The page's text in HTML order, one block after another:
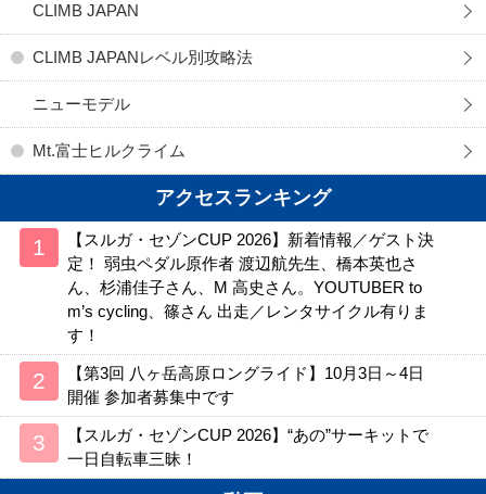
CLIMB JAPAN
CLIMB JAPANレベル別攻略法
ニューモデル
Mt.富士ヒルクライム
アクセスランキング
【スルガ・セゾンCUP 2026】新着情報／ゲスト決
定！ 弱虫ペダル原作者 渡辺航先生、橋本英也さ
ん、杉浦佳子さん、M 高史さん。YOUTUBER to
m’s cycling、篠さん 出走／レンタサイクル有りま
す！
【第3回 八ヶ岳高原ロングライド】10月3日～4日
開催 参加者募集中です
【スルガ・セゾンCUP 2026】“あの”サーキットで
一日自転車三昧！